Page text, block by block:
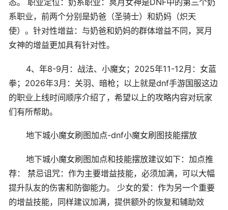
系职业，前两个分别是奶爸（圣骑士）和奶妈（炽天
使）。针对性增益：与奶爸和奶妈的群体增益不同，冥月
女神的增益更加具有针对性。
4、年8-9月：战法、小魔女；2025年11-12月：女蓝
拳；2026年3月：关羽、暗枪；以上就是dnf手游国服这边
的职业上线时间顺序介绍了，希望以上的攻略内容对玩家
们有所帮助。
地下城小魔女刷图加点-dnf小魔女刷图技能摆放
地下城小魔女刷图加点和技能摆放建议如下：加点推
荐： 禁忌诅咒：作为主要增益技能，必须加满，可以大幅
提升队友的伤害和防御能力。 少女的爱：作为另一个重要
的增益技能，同样建议加满，提供额外的恢复和辅助效